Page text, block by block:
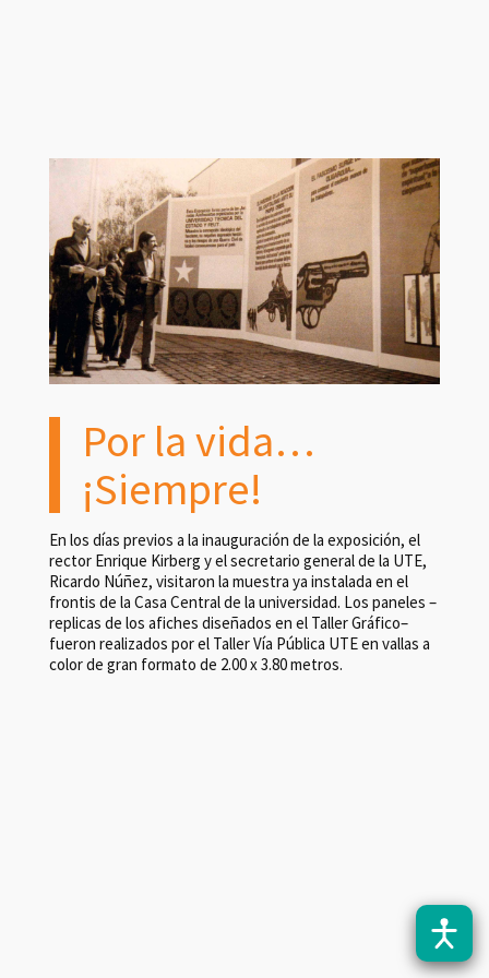
Por la vida…
¡Siempre!
En los días previos a la inauguración de la exposición, el
rector Enrique Kirberg y el secretario general de la UTE,
Ricardo Núñez, visitaron la muestra ya instalada en el
frontis de la Casa Central de la universidad. Los paneles –
replicas de los afiches diseñados en el Taller Gráfico–
fueron realizados por el Taller Vía Pública UTE en vallas a
color de gran formato de 2.00 x 3.80 metros.